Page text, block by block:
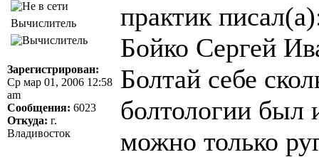
Вычислитель
Зарегистрирован:
Ср мар 01, 2006 12:58
am
Сообщения: 6023
Откуда: г.
Владивосток
практик
Бойко Сергей
Болтай себе
болтологии был
можно только